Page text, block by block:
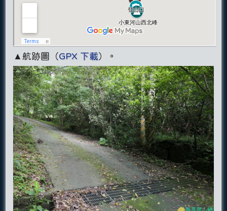
▲航跡圖（GPX 下載）。